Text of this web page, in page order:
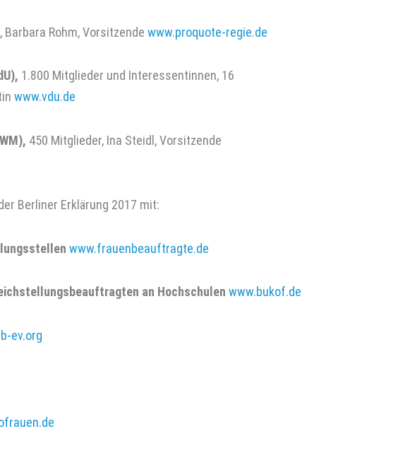
Rohm, Vorsitzende www.proquote-regie.de
1.800 Mitglieder und Interessentinnen, 16
www.vdu.de
450 Mitglieder, Ina Steidl, Vorsitzende
Berliner Erklärung 2017 mit:
www.frauenbeauftragte.de
an Hochschulen www.bukof.de
ev.org